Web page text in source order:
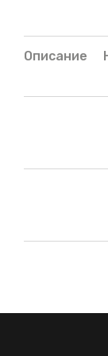
Описание